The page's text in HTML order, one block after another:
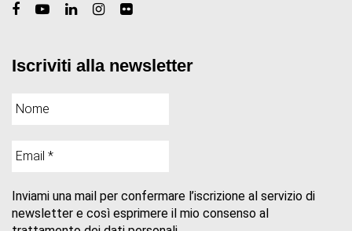
Iscriviti alla newsletter
Inviami una mail per confermare l’iscrizione al servizio di
newsletter e così esprimere il mio consenso al